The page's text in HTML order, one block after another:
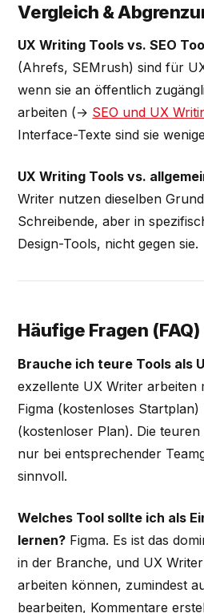
Vergleich &
UX Writing Tools vs. SEO
(Ahrefs, SEMrush) sind für
wenn sie an öffentlich
arbeiten (→ SEO und UX
Interface-Texte sind sie
UX Writing Tools vs.
Writer nutzen dieselben
Schreibende, aber in
Design-Tools, nicht gegen sie.
Häufige Fragen (FAQ)
Brauche ich teure Tools als
exzellente UX Writer arbeiten
Figma (kostenloses
(kostenloser Plan). Die
nur bei entsprechender
sinnvoll.
Welches Tool sollte ich als
lernen? Figma. Es ist das
in der Branche, und UX
arbeiten können, zumindest
bearbeiten, Kommentare